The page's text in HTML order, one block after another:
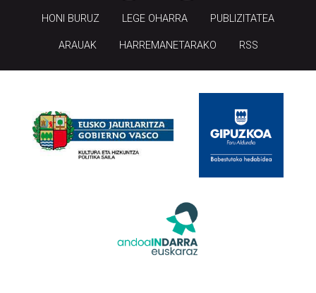
HONI BURUZ LEGE OHARRA PUBLIZITATEA
ARAUAK HARREMANETARAKO RSS